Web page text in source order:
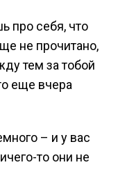
про себя, что
не прочитано,
тем за тобой
еще вчера
– и у вас
то они не